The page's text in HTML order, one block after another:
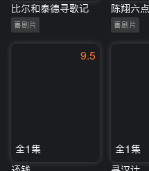
比尔和泰德寻歌记
喜剧片 喜剧片
9.5
全1集
全1集